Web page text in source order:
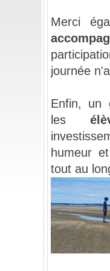
journée
Enfin, un
les
humeur
tout au